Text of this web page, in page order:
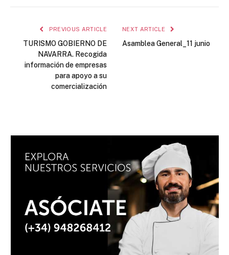
PREVIOUS ARTICLE
TURISMO GOBIERNO DE
NAVARRA. Recogida
información de empresas
para apoyo a su
comercialización
NEXT ARTICLE
Asamblea General_11 junio